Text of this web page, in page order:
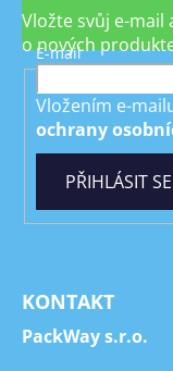
Vložte svůj e-mail
o nových
E-mail
Vložením e-
ochrany
PŘIHLÁSIT SE
KONTAKT
PackWay s.r.o.